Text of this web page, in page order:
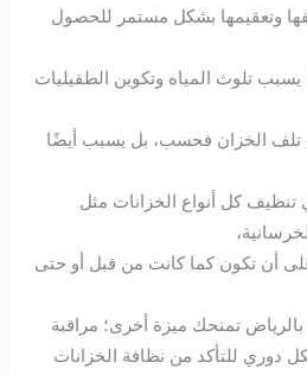
وتعقيمها بشكل مستمر للحصول
يسبب تلوث المياه وتكوين الطفيليات
تلف الخزان فحسب، بل يسبب أيضًا
كل أنواع الخزانات مثل
أن تكون كما كانت من قبل أو حتى
تمنحك ميزة أخرى؛ مراقبة
دوري للتأكد من نظافة الخزانات